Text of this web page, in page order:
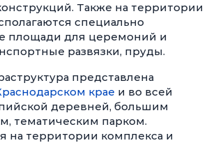
Также на территории
специально
площади для церемоний и
развязки, пруды.
представлена
крае и во всей
деревней, большим
тематическим парком.
на территории комплекса и